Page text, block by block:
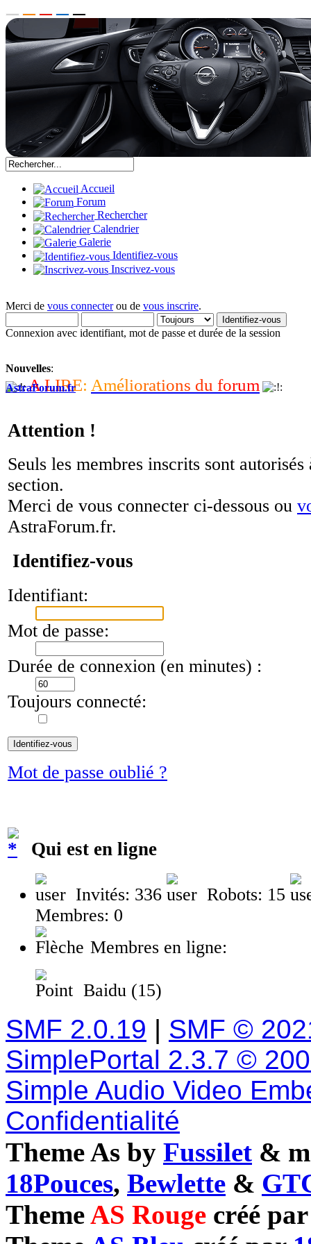
Accueil
Forum
Rechercher
Calendrier
Galerie
Identifiez-vous
Inscrivez-vous
Merci de vous connecterou de vous inscrire.
Connexion avec identifiant, mot de passe et durée de la session
Nouvelles:
A LIRE: Améliorations du forum
AstraForum.fr
Attention !
Seuls les membres inscrits sont autorisés
section.
Merci de vous connecter ci-dessous ou
AstraForum.fr.
Identifiez-vous
Identifiant:
Mot de passe:
Durée de connexion (en minutes) :
Toujours connecté:
Mot de passe oublié ?
Qui est en ligne
Invités: 336
Robots: 15
Membres: 0
Membres en ligne:
Baidu (15)
SMF 2.0.19 | SMF ©
SimplePortal 2.3.7 ©
Simple Audio Video
Confidentialité
Theme As by Fussilet &
18Pouces, Bewlette &
ThemeAS Rouge créé